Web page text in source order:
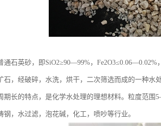
通石英砂，即SiO2≥90—99%，
石，经破碎，水洗，烘干，二次筛选而成的一种
期长的特点，是化学水处理的理想材料。粒度范
钢，水过滤，泡花碱，化工，喷吵等行业。